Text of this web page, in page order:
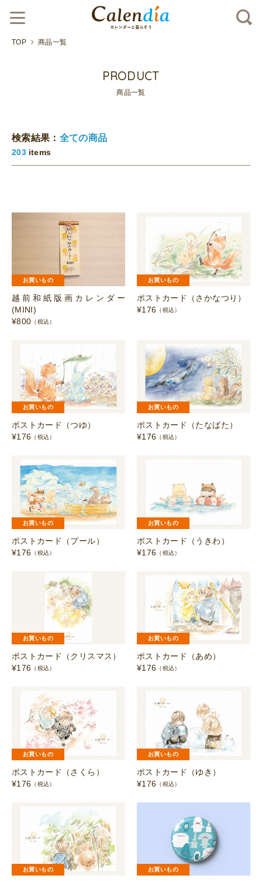
TOP 商品一覧
PRODUCT
商品一覧
検索結果： 全ての商品
203 items
お買いもの
越前和紙版画カレンダー
(MINI)
¥800 （税込）
お買いもの
ポストカード（さかなつり）
¥176 （税込）
お買いもの
ポストカード（つゆ）
¥176 （税込）
お買いもの
ポストカード（たなばた）
¥176 （税込）
お買いもの
ポストカード（プール）
¥176 （税込）
お買いもの
ポストカード（うきわ）
¥176 （税込）
お買いもの
ポストカード（クリスマス）
¥176 （税込）
お買いもの
ポストカード（あめ）
¥176 （税込）
お買いもの
ポストカード（さくら）
¥176 （税込）
お買いもの
ポストカード（ゆき）
¥176 （税込）
お買いもの お買いもの